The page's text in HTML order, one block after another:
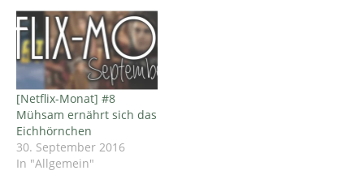
[Netflix-Monat] #8
Mühsam ernährt sich das
Eichhörnchen
30. September 2016
In "Allgemein"